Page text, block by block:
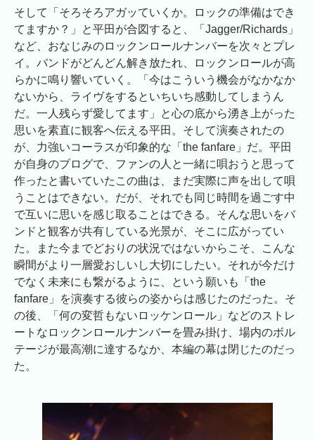
そして「そろそろアガッていくか。ロックの準備はでき
てますか？」と平田が合図すると、「Jagger/Richards」
など、おなじみのロックンロールナンバーを次々とプレ
イ。バンドがどんどん解き放たれ、ロックンロールが高
らかに鳴り響いていく。「今はこういう機会がなかなか
ないから、ライヴをするといちいち感動してしまうん
だ。一人残らず愛してます」と心の底から湧き上がった
思いを素直に観客へ伝える平田。そして演奏されたの
が、力強いコーラスが印象的な「the fanfare」だ。平田
が自身のブログで、ファンの人と一緒に唄おうと思って
作ったと書いていたこの曲は、まだ実際に声を出して唄
うことはできない。だが、それでも同じ時間を過ごす中
で互いに思いを感じ取ることはできる。そんな思いをバ
ンドと観客が共有している光景が、そこに広がってい
た。また今までどおりの状況ではないからこそ、こんな
瞬間がより一層愛おしいし大切にしたい。それが今だけ
でなく未来にも繋がるように、という願いも「the
fanfare」を演奏する彼らの姿からは感じたのだった。そ
の後、「何の変哲もないロッケンロール」などのストレ
ートなロックンロールナンバーを畳み掛け、場内のボル
テージが最高潮に達するなか、本編の幕は閉じたのだっ
た。